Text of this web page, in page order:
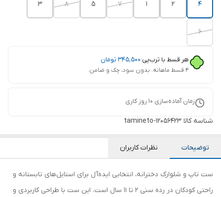
۴ ۲ ۱ ۷ ۵ ۸ ۳
۶
هر قسط با ترب‌پی:۳۴۵٬۵۰۰ تومان
۴ قسط ماهانه. بدون سود، چک و ضامن.
زمان آماده‌سازی 10 روز کاری
شناسه کالا tamineto-12056423
توضیحات نظرات کاربران
ست تاپ و شلوارک دخترانه، انتخابی ایده‌آل برای استایل‌های تابستانه و
راحتی کودکان در رده سنی 2 تا 11 سال است. این ست با طراحی کاربردی و